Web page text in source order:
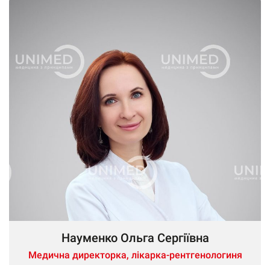
Науменко Ольга Сергіївна
Медична директорка, лікарка-рентгенологиня